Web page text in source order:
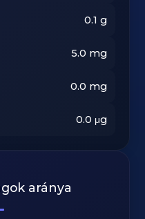
0.1 g
5.0 mg
0.0 mg
0.0 μg
aránya